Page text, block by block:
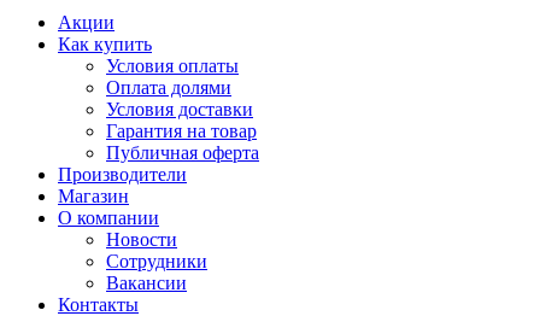
Акции
Как купить
Условия оплаты
Оплата долями
Условия доставки
Гарантия на товар
Публичная оферта
Производители
Магазин
О компании
Новости
Сотрудники
Вакансии
Контакты